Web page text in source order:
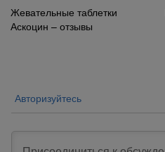
Навигация
по
Жевательные таблетки
Аскоцин – отзывы
Авторизуйтесь